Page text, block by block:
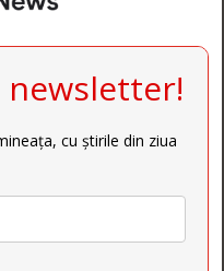
newsletter!
cu știrile din ziua